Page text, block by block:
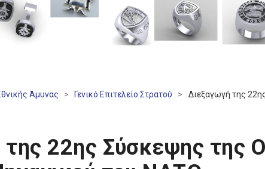
Άμυνας > Γενικό Επιτελείο Στρατού > Διεξαγωγή της
22ης Σύσκεψης της